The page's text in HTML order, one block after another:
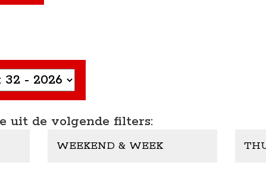
uit de volgende filters:
WEEKEND & WEEK